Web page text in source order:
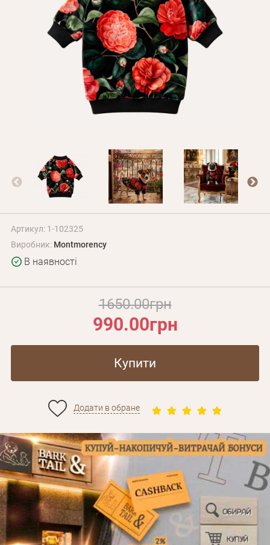
Оплата і доставка
Програма лояльності
Про Нас
Оптовим клієнтам
Контакти
Артикул: 1-102325
Виробник: Montmorency
В наявності
1650.00грн
990.00грн
Купити
Додати в обране